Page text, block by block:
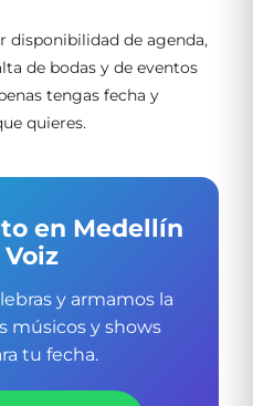
disponibilidad de agenda,
de bodas y de eventos
tengas fecha y
quieres.
en Medellín
y armamos la
músicos y shows
tu fecha.